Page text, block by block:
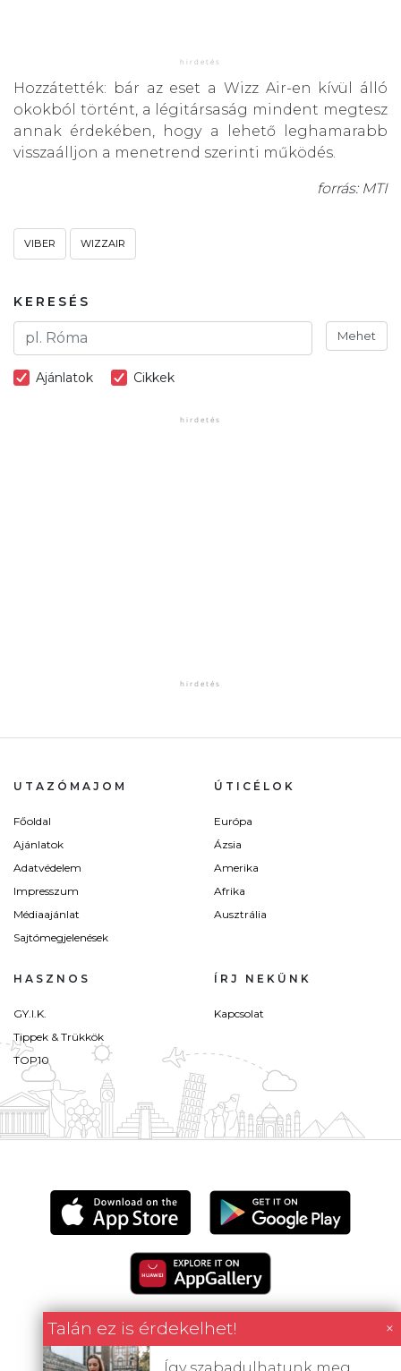
Hozzátették: bár az eset a Wizz Air-en kívül álló
okokból történt, a légitársaság mindent megtesz
annak érdekében, hogy a lehető leghamarabb
visszaálljon a menetrend szerinti működés.
forrás: MTI
Talán ez is érdekelhet! ×
VIBER WIZZAIR
KERESÉS
Mehet
Ajánlatok Cikkek
UTAZÓMAJOM
Főoldal
Ajánlatok
Adatvédelem
Impresszum
Médiaajánlat
Sajtómegjelenések
ÚTICÉLOK
Európa
Ázsia
Amerika
Afrika
Ausztrália
HASZNOS
GY.I.K.
Tippek & Trükkök
TOP10
ÍRJ NEKÜNK
Kapcsolat